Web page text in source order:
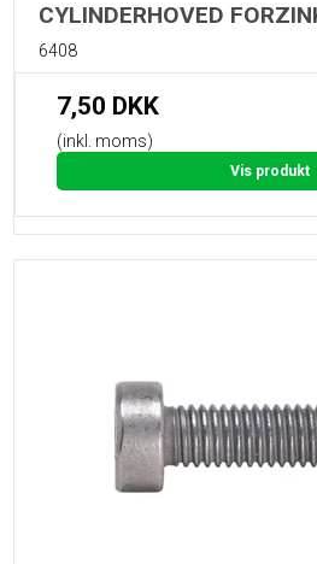
CYLINDERHOVED
6408
7,50 DKK
(inkl. moms)
Vis produkt